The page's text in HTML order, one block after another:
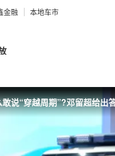
金融 本地车市
说“穿越周期”?邓留超给出